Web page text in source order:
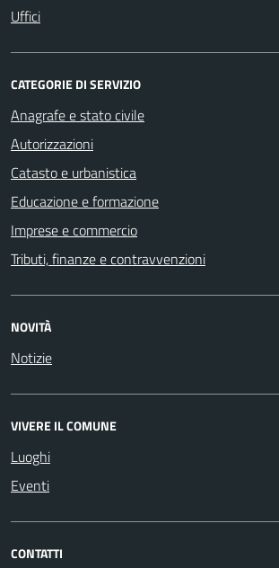
Uffici
CATEGORIE DI SERVIZIO
Anagrafe e stato civile
Autorizzazioni
Catasto e urbanistica
Educazione e formazione
Imprese e commercio
Tributi, finanze e contravvenzioni
NOVITÀ
Notizie
VIVERE IL COMUNE
Luoghi
Eventi
CONTATTI